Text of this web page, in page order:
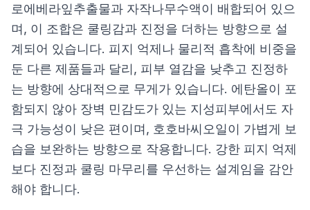
로에베라잎추출물과 자작나무수액이 배합되어 있으
며, 이 조합은 쿨링감과 진정을 더하는 방향으로 설
계되어 있습니다. 피지 억제나 물리적 흡착에 비중을
둔 다른 제품들과 달리, 피부 열감을 낮추고 진정하
는 방향에 상대적으로 무게가 있습니다. 에탄올이 포
함되지 않아 장벽 민감도가 있는 지성피부에서도 자
극 가능성이 낮은 편이며, 호호바씨오일이 가볍게 보
습을 보완하는 방향으로 작용합니다. 강한 피지 억제
보다 진정과 쿨링 마무리를 우선하는 설계임을 감안
해야 합니다.